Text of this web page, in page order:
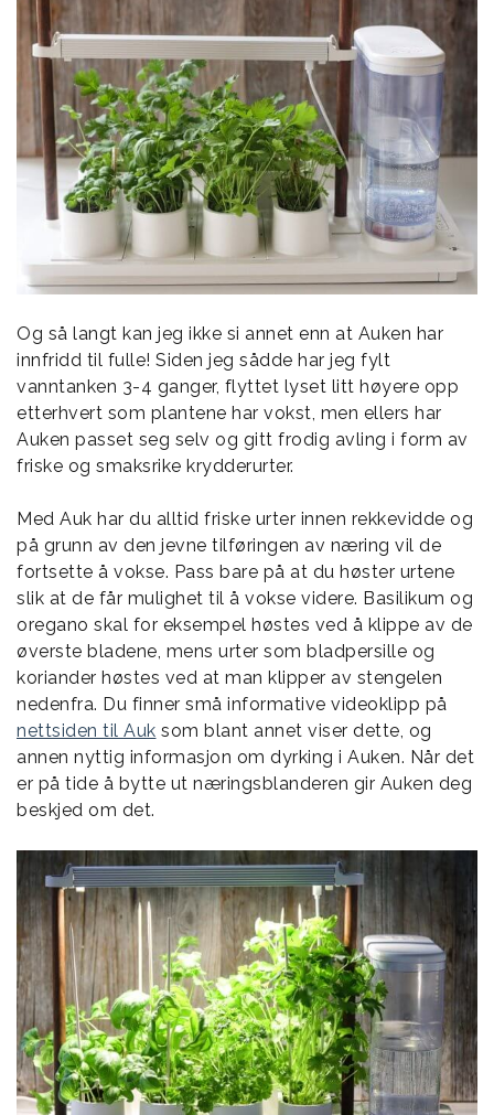
Og så langt kan jeg ikke si annet enn at Auken har
innfridd til fulle! Siden jeg sådde har jeg fylt
vanntanken 3-4 ganger, flyttet lyset litt høyere opp
etterhvert som plantene har vokst, men ellers har
Auken passet seg selv og gitt frodig avling i form av
friske og smaksrike krydderurter.
Med Auk har du alltid friske urter innen rekkevidde og
på grunn av den jevne tilføringen av næring vil de
fortsette å vokse. Pass bare på at du høster urtene
slik at de får mulighet til å vokse videre. Basilikum og
oregano skal for eksempel høstes ved å klippe av de
øverste bladene, mens urter som bladpersille og
koriander høstes ved at man klipper av stengelen
nedenfra. Du finner små informative videoklipp på
nettsiden til Auk som blant annet viser dette, og
annen nyttig informasjon om dyrking i Auken. Når det
er på tide å bytte ut næringsblanderen gir Auken deg
beskjed om det.